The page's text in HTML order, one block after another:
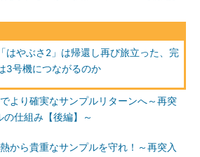
はやぶさ2」は帰還し再び旅立った、完
3号機につながるのか
より確実なサンプルリターンへ～再突
の仕組み【後編】～
から貴重なサンプルを守れ！～再突入